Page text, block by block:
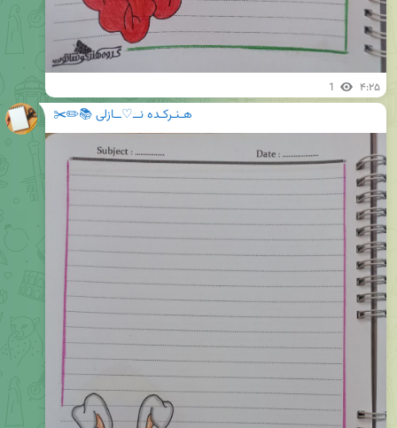
1 ۴:۲۵
هـنـرکـده نــ♡ــازلی 📚✏️✂️